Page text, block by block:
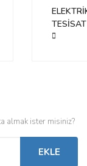
TESİSAT
almak ister misiniz?
EKLE